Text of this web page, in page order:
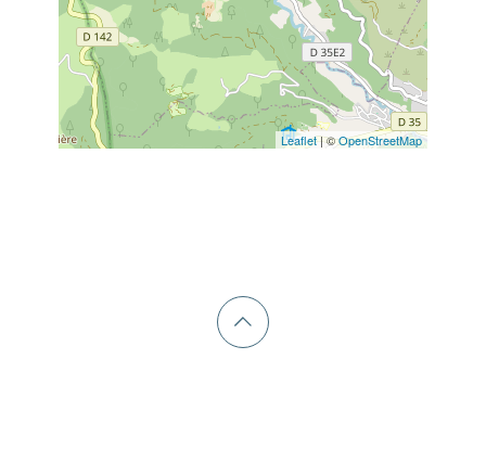
Leaflet| ©OpenStreetMap